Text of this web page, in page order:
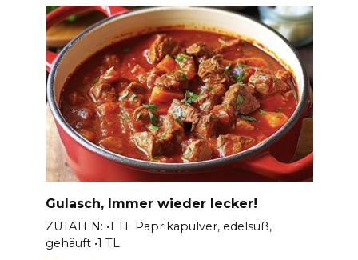
Gulasch, Immer wieder lecker!
ZUTATEN: •1 TL Paprikapulver, edelsüß,
gehäuft •1 TL